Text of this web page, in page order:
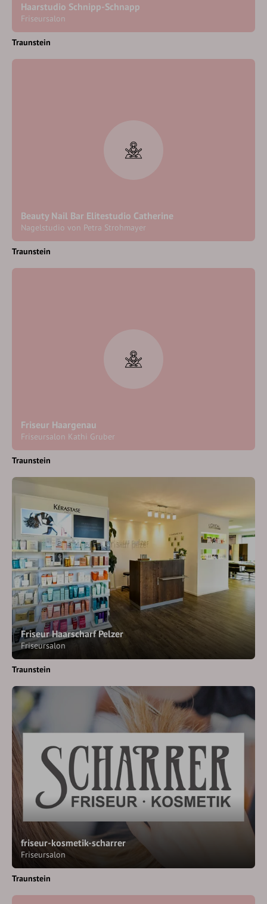
Haarstudio Schnipp-Schnapp
Friseursalon
Traunstein
Beauty Nail Bar Elitestudio Catherine
Nagelstudio von Petra Strohmayer
Traunstein
Friseur Haargenau
Friseursalon Kathi Gruber
Traunstein
Friseur Haarscharf Pelzer
Friseursalon
Traunstein
friseur-kosmetik-scharrer
Friseursalon
Traunstein